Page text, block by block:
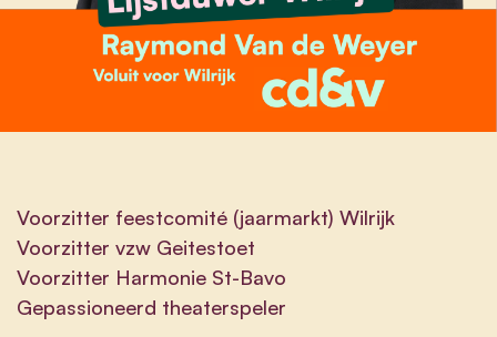
Voorzitter feestcomité (jaarmarkt) Wilrijk
Voorzitter vzw Geitestoet
Voorzitter Harmonie St-Bavo
Gepassioneerd theaterspeler